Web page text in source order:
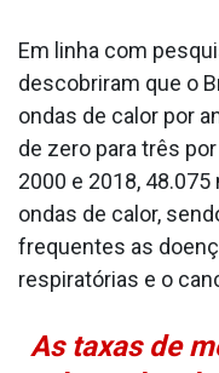
Em linha com
descobriram que o
ondas de calor por
de zero para três
2000 e 2018,
ondas de calor,
frequentes as
respiratórias e o
As taxas de